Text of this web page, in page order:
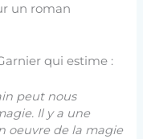
un roman
qui estime :
peut nous
Il y a une
oeuvre de la magie